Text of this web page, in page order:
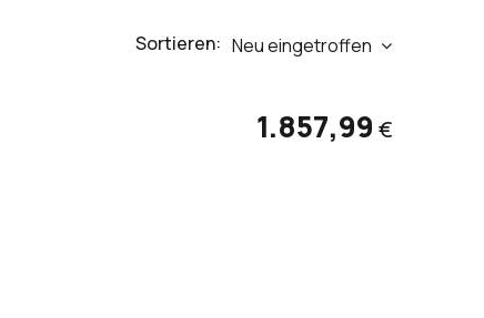
Sortieren: Neu eingetroffen
1.857,99 €